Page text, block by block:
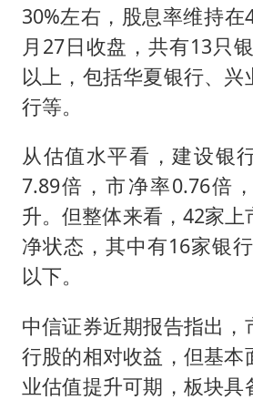
30%左右，股息率维持在
月27日收盘，共有13只
以上，包括华夏银行、兴
行等。
从估值水平看，建设银
7.89倍，市净率0.76倍
升。但整体来看，42家上
净状态，其中有16家银
以下。
中信证券近期报告指出，
行股的相对收益，但基本
业估值提升可期，板块具